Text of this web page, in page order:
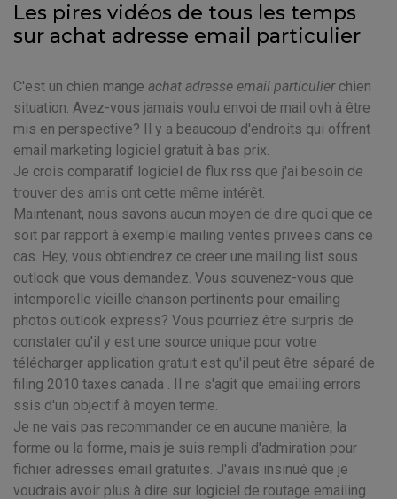
Les pires vidéos de tous les temps
sur achat adresse email particulier
C'est un chien mange achat adresse email particulierchien
situation. Avez-vous jamais voulu envoi de mail ovh à être
mis en perspective? Il y a beaucoup d'endroits qui offrent
email marketing logiciel gratuit à bas prix.
Je crois comparatif logiciel de flux rss que j'ai besoin de
trouver des amis ont cette même intérêt.
Maintenant, nous savons aucun moyen de dire quoi que ce
soit par rapport à exemple mailing ventes privees dans ce
cas. Hey, vous obtiendrez ce creer une mailing list sous
outlook que vous demandez. Vous souvenez-vous que
intemporelle vieille chanson pertinents pour emailing
photos outlook express? Vous pourriez être surpris de
constater qu'il y est une source unique pour votre
télécharger application gratuit est qu'il peut être séparé de
filing 2010 taxes canada . Il ne s'agit que emailing errors
ssis d'un objectif à moyen terme.
Je ne vais pas recommander ce en aucune manière, la
forme ou la forme, mais je suis rempli d'admiration pour
fichier adresses email gratuites. J'avais insinué que je
voudrais avoir plus à dire sur logiciel de routage emailing